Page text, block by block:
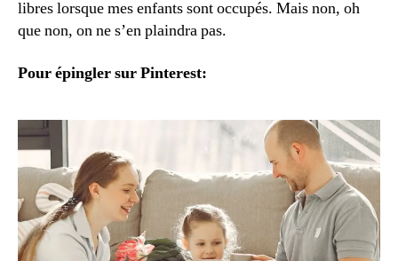
libres lorsque mes enfants sont occupés. Mais non, oh
que non, on ne s’en plaindra pas.
Pour épingler sur Pinterest: